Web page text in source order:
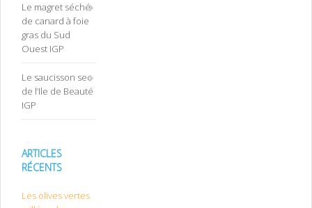
Le magret séché
de canard à foie
gras du Sud
Ouest IGP
Le saucisson sec
de l’Ile de Beauté
IGP
ARTICLES
RÉCENTS
Les olives vertes